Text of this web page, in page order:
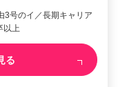
3号のイ／長期キャリア
以上
る